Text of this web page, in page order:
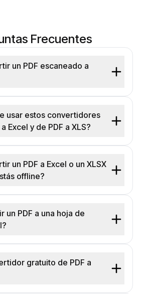
Frecuentes
un PDF escaneado a
usar estos convertidores
Excel y de PDF a XLS?
un PDF a Excel o un XLSX
offline?
un PDF a una hoja de
gratuito de PDF a